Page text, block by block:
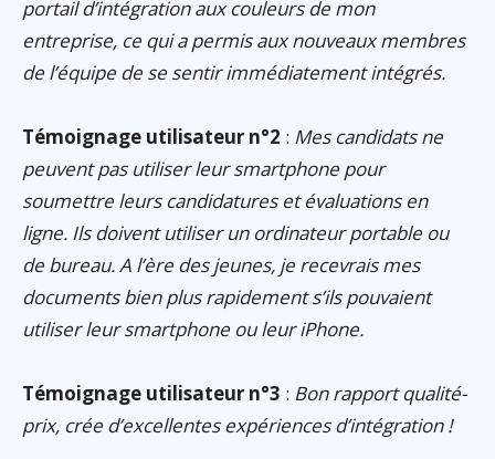
portail d’intégration aux couleurs de mon
entreprise, ce qui a permis aux nouveaux membres
de l’équipe de se sentir immédiatement intégrés.
Témoignage utilisateur n°2 : Mes candidats ne
peuvent pas utiliser leur smartphone pour
soumettre leurs candidatures et évaluations en
ligne. Ils doivent utiliser un ordinateur portable ou
de bureau. A l’ère des jeunes, je recevrais mes
documents bien plus rapidement s’ils pouvaient
utiliser leur smartphone ou leur iPhone.
Témoignage utilisateur n°3 : Bon rapport qualité-
prix, crée d’excellentes expériences d’intégration !